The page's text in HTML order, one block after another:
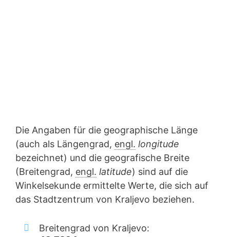
Die Angaben für die geographische Länge
(auch als Längengrad, engl. longitude
bezeichnet) und die geografische Breite
(Breitengrad, engl. latitude) sind auf die
Winkelsekunde ermittelte Werte, die sich auf
das Stadtzentrum von Kraljevo beziehen.
Breitengrad von Kraljevo: